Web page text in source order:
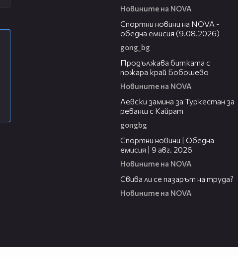
Новините на NOVA
Спортни новини на NOVA -
обедна емисия (9.08.2026)
gong_bg
Продължава битката с
пожара край Бобошево
Новините на NOVA
Левски замина за Туркестан за
реванш с Кайрат
gongbg
Спортни новини | Обедна
емисия | 9 aвг. 2026
Новините на NOVA
Свива ли се пазарът на труда?
Новините на NOVA